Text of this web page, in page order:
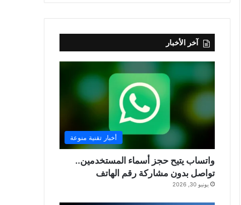
آخر الأخبار
أخبار تقنية منوعة
واتساب يتيح حجز أسماء المستخدمين..
تواصل بدون مشاركة رقم الهاتف
يونيو 30, 2026